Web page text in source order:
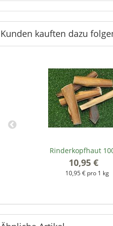
Kunden kauften dazu
Rinderkopfhaut
10,95 €
10,95 € pro 1 kg